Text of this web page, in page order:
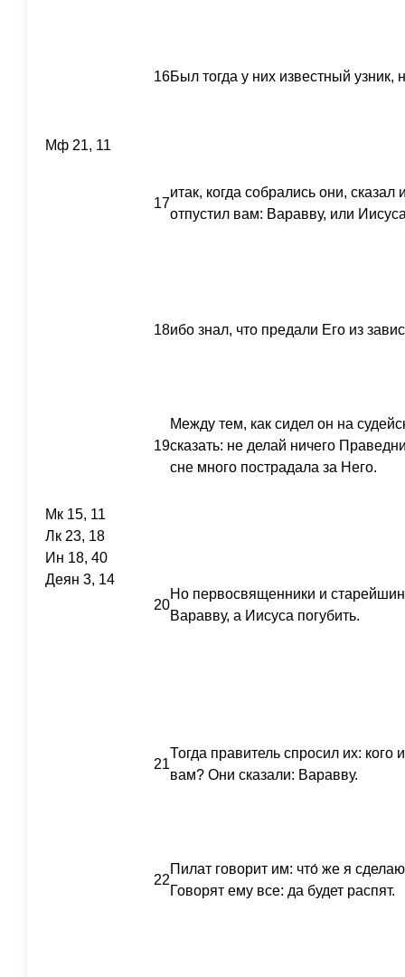
16Был тогда у них известный
Мф 21, 11
17
итак, когда собрались они,
отпустил вам: Варавву, или
18ибо знал, что предали Его из
19
Между тем, как сидел он на
сказать: не делай ничего
сне много пострадала за Него.
Мк 15, 11
Лк 23, 18
Ин 18, 40
Деян 3, 14
20
Но первосвященники и
Варавву, а Иисуса погубить.
21
Тогда правитель спросил их: кого
вам? Они сказали: Варавву.
22
Пилат говорит им: что́ же я
Говорят ему все: да будет распят.